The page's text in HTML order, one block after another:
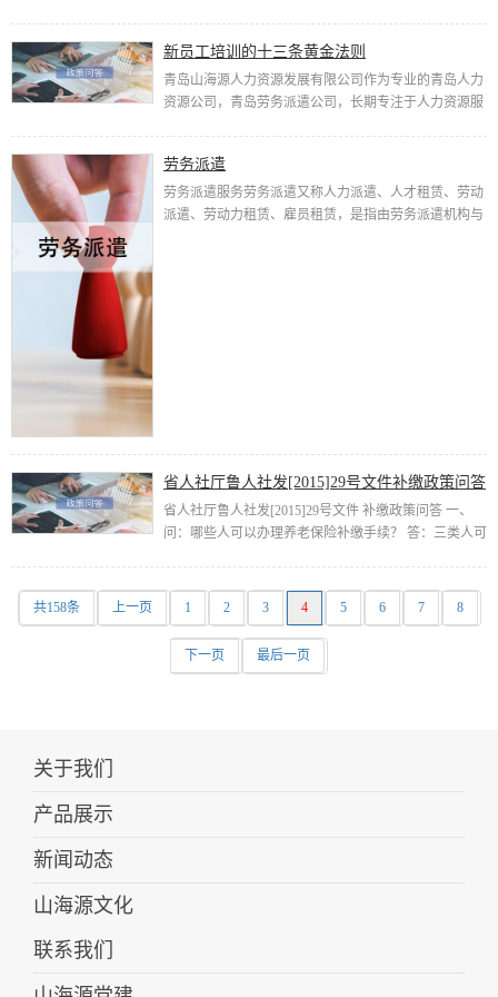
新员工培训的十三条黄金法则
青岛山海源人力资源发展有限公司作为专业的青岛人力
资源公司，青岛劳务派遣公司，长期专注于人力资源服
劳务派遣
劳务派遣服务劳务派遣又称人力派遣、人才租赁、劳动
派遣、劳动力租赁、雇员租赁，是指由劳务派遣机构与
省人社厅鲁人社发[2015]29号文件补缴政策问答
省人社厅鲁人社发[2015]29号文件 补缴政策问答 一、
问：哪些人可以办理养老保险补缴手续？ 答：三类人可
共158条
上一页 1 2 3 4 5 6 7 8
下一页 最后一页
关于我们
产品展示
新闻动态
山海源文化
联系我们